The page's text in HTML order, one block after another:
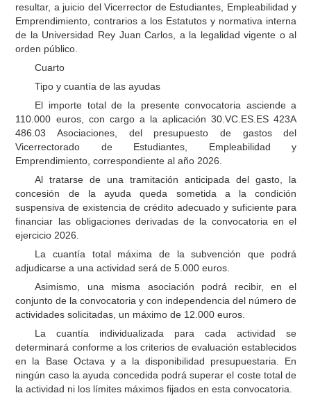
resultar, a juicio del Vicerrector de Estudiantes, Empleabilidad y
Emprendimiento, contrarios a los Estatutos y normativa interna
de la Universidad Rey Juan Carlos, a la legalidad vigente o al
orden público.
Cuarto
Tipo y cuantía de las ayudas
El importe total de la presente convocatoria asciende a
110.000 euros, con cargo a la aplicación 30.VC.ES.ES 423A
486.03 Asociaciones, del presupuesto de gastos del
Vicerrectorado de Estudiantes, Empleabilidad y
Emprendimiento, correspondiente al año 2026.
Al tratarse de una tramitación anticipada del gasto, la
concesión de la ayuda queda sometida a la condición
suspensiva de existencia de crédito adecuado y suficiente para
financiar las obligaciones derivadas de la convocatoria en el
ejercicio 2026.
La cuantía total máxima de la subvención que podrá
adjudicarse a una actividad será de 5.000 euros.
Asimismo, una misma asociación podrá recibir, en el
conjunto de la convocatoria y con independencia del número de
actividades solicitadas, un máximo de 12.000 euros.
La cuantía individualizada para cada actividad se
determinará conforme a los criterios de evaluación establecidos
en la Base Octava y a la disponibilidad presupuestaria. En
ningún caso la ayuda concedida podrá superar el coste total de
la actividad ni los límites máximos fijados en esta convocatoria.